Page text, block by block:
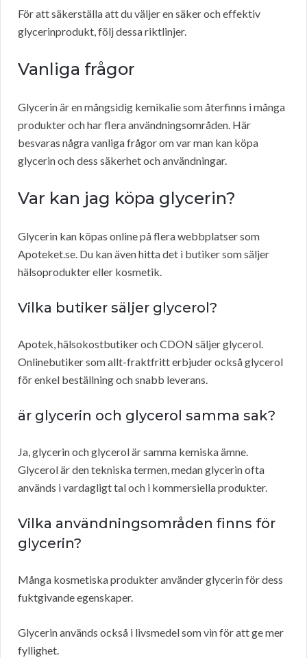
För att säkerställa att du väljer en säker och effektiv
glycerinprodukt, följ dessa riktlinjer.
Vanliga frågor
Glycerin är en mångsidig kemikalie som återfinns i många
produkter och har flera användningsområden. Här
besvaras några vanliga frågor om var man kan köpa
glycerin och dess säkerhet och användningar.
Var kan jag köpa glycerin?
Glycerin kan köpas online på flera webbplatser som
Apoteket.se. Du kan även hitta det i butiker som säljer
hälsoprodukter eller kosmetik.
Vilka butiker säljer glycerol?
Apotek, hälsokostbutiker och CDON säljer glycerol.
Onlinebutiker som allt-fraktfritt erbjuder också glycerol
för enkel beställning och snabb leverans.
är glycerin och glycerol samma sak?
Ja, glycerin och glycerol är samma kemiska ämne.
Glycerol är den tekniska termen, medan glycerin ofta
används i vardagligt tal och i kommersiella produkter.
Vilka användningsområden finns för
glycerin?
Många kosmetiska produkter använder glycerin för dess
fuktgivande egenskaper.
Glycerin används också i livsmedel som vin för att ge mer
fyllighet.